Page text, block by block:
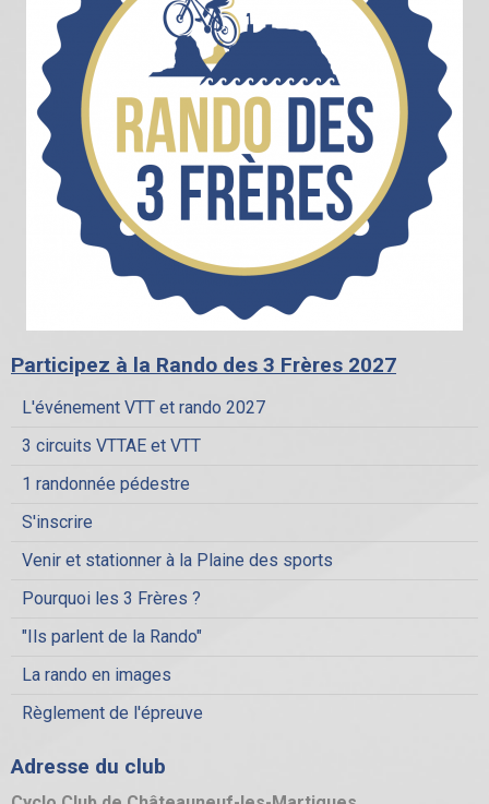
Participez à la Rando des 3 Frères 2027
L'événement VTT et rando 2027
3 circuits VTTAE et VTT
1 randonnée pédestre
S'inscrire
Venir et stationner à la Plaine des sports
Pourquoi les 3 Frères ?
"Ils parlent de la Rando"
La rando en images
Règlement de l'épreuve
Adresse du club